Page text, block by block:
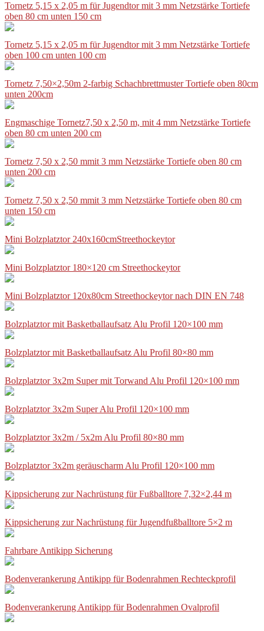
Tornetz 5,15 x 2,05 m für Jugendtor mit 3 mm Netzstärke Tortiefe
oben 80 cm unten 150 cm
Tornetz 5,15 x 2,05 m für Jugendtor mit 3 mm Netzstärke Tortiefe
oben 100 cm unten 100 cm
Tornetz 7,50×2,50m 2-farbig Schachbrettmuster Tortiefe oben 80cm
unten 200cm
Engmaschige Tornetz7,50 x 2,50 m, mit 4 mm Netzstärke Tortiefe
oben 80 cm unten 200 cm
Tornetz 7,50 x 2,50 mmit 3 mm Netzstärke Tortiefe oben 80 cm
unten 200 cm
Tornetz 7,50 x 2,50 mmit 3 mm Netzstärke Tortiefe oben 80 cm
unten 150 cm
Mini Bolzplatztor 240x160cmStreethockeytor
Mini Bolzplatztor 180×120 cm Streethockeytor
Mini Bolzplatztor 120x80cm Streethockeytor nach DIN EN 748
Bolzplatztor mit Basketballaufsatz Alu Profil 120×100 mm
Bolzplatztor mit Basketballaufsatz Alu Profil 80×80 mm
Bolzplatztor 3x2m Super mit Torwand Alu Profil 120×100 mm
Bolzplatztor 3x2m Super Alu Profil 120×100 mm
Bolzplatztor 3x2m / 5x2m Alu Profil 80×80 mm
Bolzplatztor 3x2m geräuscharm Alu Profil 120×100 mm
Kippsicherung zur Nachrüstung für Fußballtore 7,32×2,44 m
Kippsicherung zur Nachrüstung für Jugendfußballtore 5×2 m
Fahrbare Antikipp Sicherung
Bodenverankerung Antikipp für Bodenrahmen Rechteckprofil
Bodenverankerung Antikipp für Bodenrahmen Ovalprofil